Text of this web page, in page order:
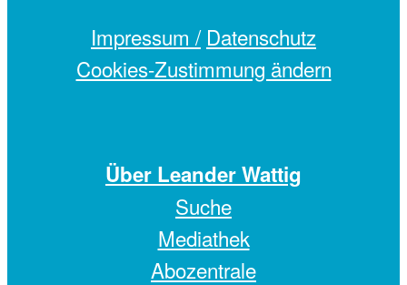
Impressum / Datenschutz
Cookies-Zustimmung ändern
Über Leander Wattig
Suche
Mediathek
Abozentrale